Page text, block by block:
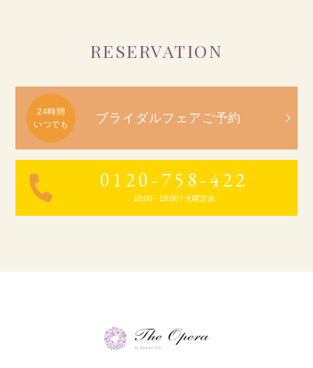
RESERVATION
ブライダルフェアご予約
0120-758-422
10:00 - 19:00 / 火曜定休